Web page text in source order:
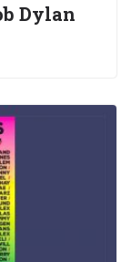
Dylan